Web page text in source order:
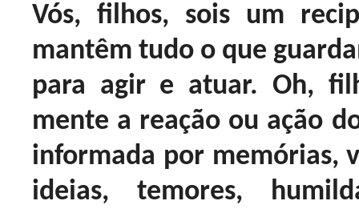
Vós, filhos, sois um
mantêm tudo o que
para agir e atuar. Oh,
mente a reação ou ação
informada por memórias,
ideias, temores,